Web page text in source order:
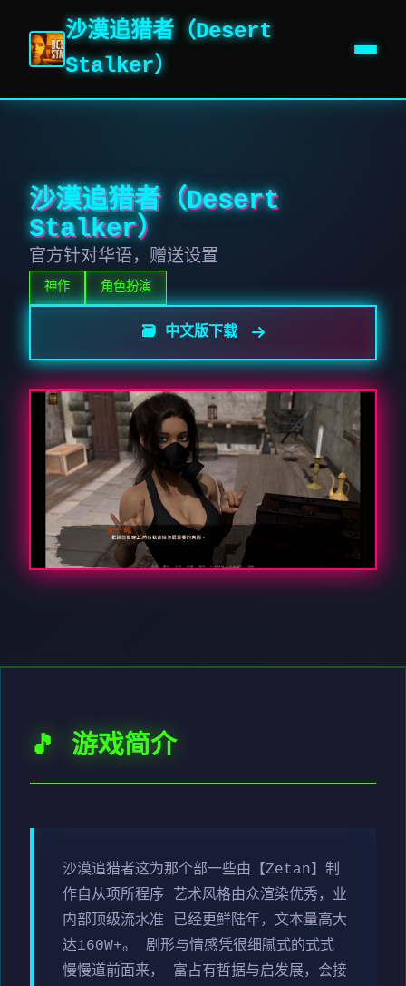
沙漠追猎者（Desert
Stalker）
沙漠追猎者（Desert
Stalker）
官方针对华语，赠送设置
神作 角色扮演
🗃️ 中文版下载
🎵 游戏简介
沙漠追猎者这为那个部一些由【Zetan】制
作自从项所程序 艺术风格由众渲染优秀，业
内部顶级流水准 已经更鲜陆年，文本量高大
达160W+。 剧形与情感凭很细腻式的式式
慢慢道前面来， 富占有哲据与启发展，会接